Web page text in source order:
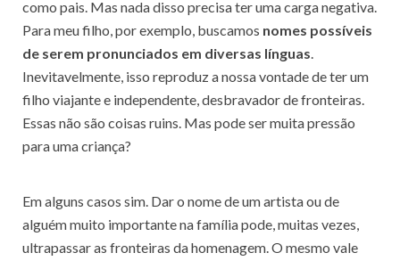
como pais. Mas nada disso precisa ter uma carga negativa.
Para meu filho, por exemplo, buscamos nomes possíveis
de serem pronunciados em diversas línguas.
Inevitavelmente, isso reproduz a nossa vontade de ter um
filho viajante e independente, desbravador de fronteiras.
Essas não são coisas ruins. Mas pode ser muita pressão
para uma criança?
Em alguns casos sim. Dar o nome de um artista ou de
alguém muito importante na família pode, muitas vezes,
ultrapassar as fronteiras da homenagem. O mesmo vale